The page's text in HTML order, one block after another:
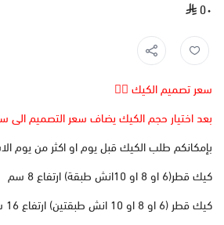
٥٠
سعر تصميم الكيك 👆🏻
بعد اختيار حجم الكيك يضاف سعر التصميم الى
بإمكانكم طلب الكيك قبل يوم او اكثر من يوم
كيك قطر(6 او 8 او 10انش طبقة) ارتفاع 8 سم
كيك قطر (6 او 8 او 10 انش طبقتين) ارتفاع 16 سم